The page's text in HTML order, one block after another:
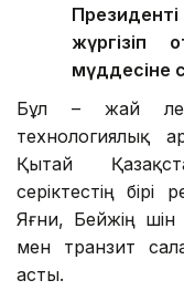
жүргізіп
мүддесіне
Бұл – жай
технологиялық
Қытай
серіктестің
Яғни, Бейжің
мен транзит
асты.